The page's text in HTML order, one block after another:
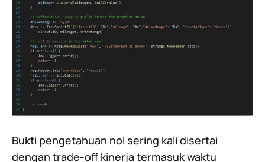
Bukti pengetahuan nol sering kali disertai
dengan trade-off kinerja termasuk waktu